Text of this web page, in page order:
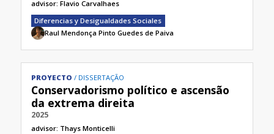
advisor: Flavio Carvalhaes
Diferencias y Desigualdades Sociales
Raul Mendonça Pinto Guedes de Paiva
PROYECTO DISSERTAÇÃO
Conservadorismo político e ascensão
da extrema direita
2025
advisor: Thays Monticelli